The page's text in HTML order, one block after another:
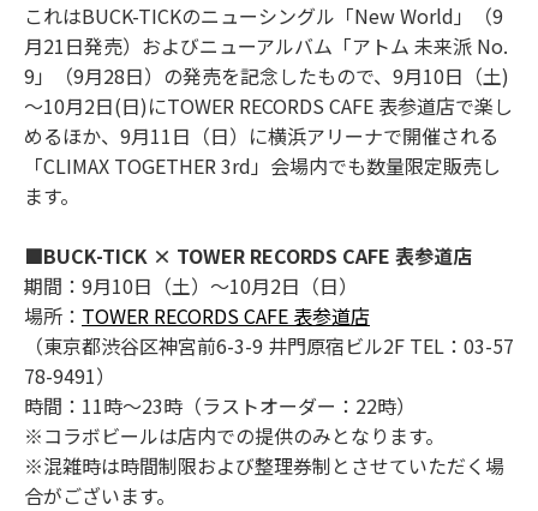
これはBUCK-TICKのニューシングル「New World」（9
月21日発売）およびニューアルバム「アトム 未来派 No.
9」（9月28日）の発売を記念したもので、9月10日（土)
～10月2日(日)にTOWER RECORDS CAFE 表参道店で楽し
めるほか、9月11日（日）に横浜アリーナで開催される
「CLIMAX TOGETHER 3rd」会場内でも数量限定販売し
ます。
■BUCK-TICK × TOWER RECORDS CAFE 表参道店
期間：9月10日（土）～10月2日（日）
場所： TOWER RECORDS CAFE 表参道店
（東京都渋谷区神宮前6-3-9 井門原宿ビル2F TEL：03-57
78-9491）
時間：11時～23時（ラストオーダー：22時）
※コラボビールは店内での提供のみとなります。
※混雑時は時間制限および整理券制とさせていただく場
合がございます。